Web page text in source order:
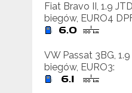
Fiat Bravo II, 1.9
biegów, EURO4
VW Passat 3BG,
biegów, EURO3: